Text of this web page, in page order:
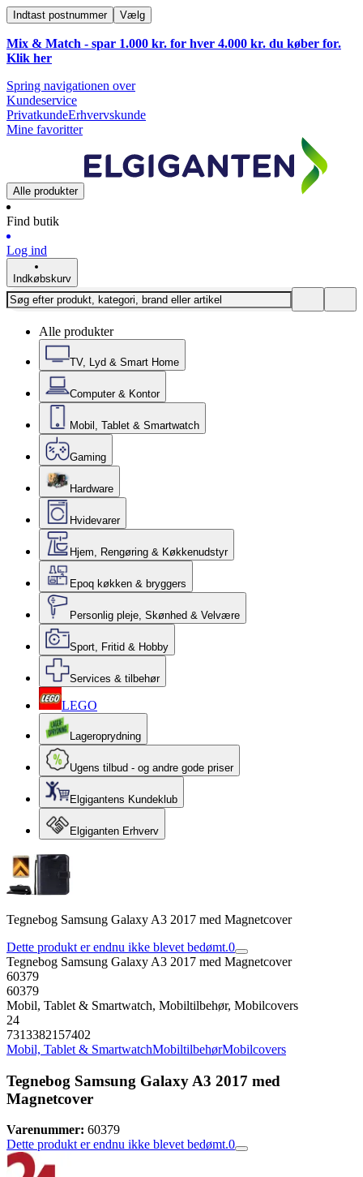
Indtast postnummer Vælg
Mix & Match - spar 1.000 kr. for hver 4.000 kr. du køber for.
Klik her
Spring navigationen over
Kundeservice
PrivatkundeErhvervskunde
Mine favoritter
Alle produkter
Find butik
Log ind
Indkøbskurv
Alle produkter
TV, Lyd & Smart Home
Computer & Kontor
Mobil, Tablet & Smartwatch
Gaming
Hardware
Hvidevarer
Hjem, Rengøring & Køkkenudstyr
Epoq køkken & bryggers
Personlig pleje, Skønhed & Velvære
Sport, Fritid & Hobby
Services & tilbehør
LEGO
Lageroprydning
Ugens tilbud - og andre gode priser
Elgigantens Kundeklub
Elgiganten Erhverv
Tegnebog Samsung Galaxy A3 2017 med Magnetcover
Dette produkt er endnu ikke blevet bedømt.0
Tegnebog Samsung Galaxy A3 2017 med Magnetcover
60379
60379
Mobil, Tablet & Smartwatch, Mobiltilbehør, Mobilcovers
24
7313382157402
Mobil, Tablet & SmartwatchMobiltilbehørMobilcovers
Tegnebog Samsung Galaxy A3 2017 med
Magnetcover
Varenummer: 60379
Dette produkt er endnu ikke blevet bedømt.0